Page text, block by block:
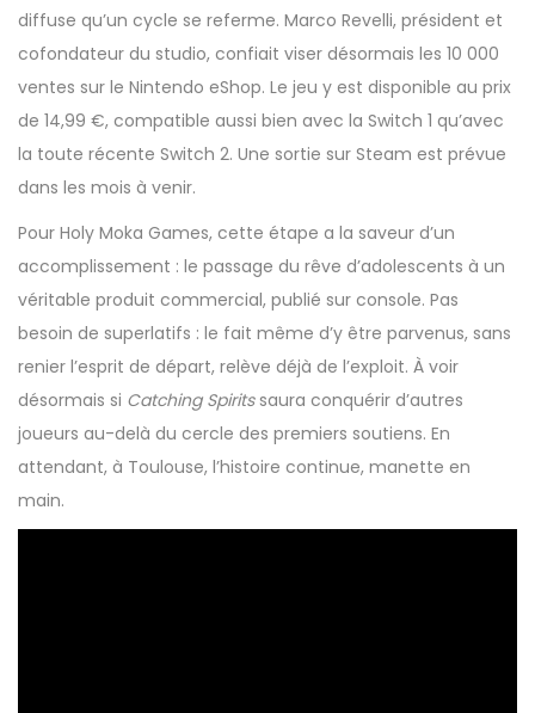
diffuse qu’un cycle se referme. Marco Revelli, président et
cofondateur du studio, confiait viser désormais les 10 000
ventes sur le Nintendo eShop. Le jeu y est disponible au prix
de 14,99 €, compatible aussi bien avec la Switch 1 qu’avec
la toute récente Switch 2. Une sortie sur Steam est prévue
dans les mois à venir.
Pour Holy Moka Games, cette étape a la saveur d’un
accomplissement : le passage du rêve d’adolescents à un
véritable produit commercial, publié sur console. Pas
besoin de superlatifs : le fait même d’y être parvenus, sans
renier l’esprit de départ, relève déjà de l’exploit. À voir
désormais si Catching Spiritssaura conquérir d’autres
joueurs au-delà du cercle des premiers soutiens. En
attendant, à Toulouse, l’histoire continue, manette en
main.